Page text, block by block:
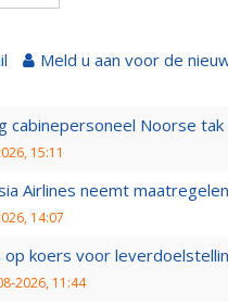
Meld u aan voor de
cabinepersoneel Noorse
15:11
Airlines neemt
14:07
op koers voor
2026, 11:44